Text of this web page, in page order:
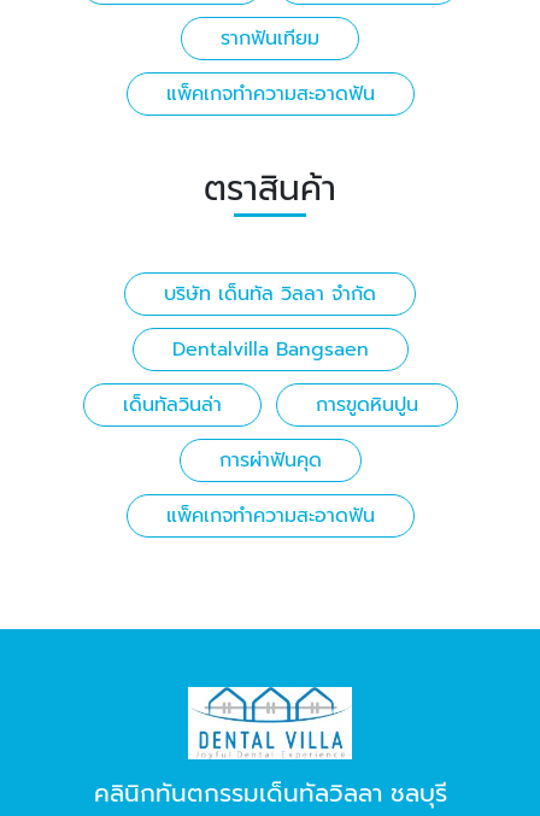
รากฟันเทียม
แพ็คเกจทำความสะอาดฟัน
ตราสินค้า
บริษัท เด็นทัล วิลลา จำกัด
Dentalvilla Bangsaen
เด็นทัลวินล่า
การขูดหินปูน
การผ่าฟันคุด
แพ็คเกจทำความสะอาดฟัน
คลินิกทันตกรรมเด็นทัลวิลลา ชลบุรี